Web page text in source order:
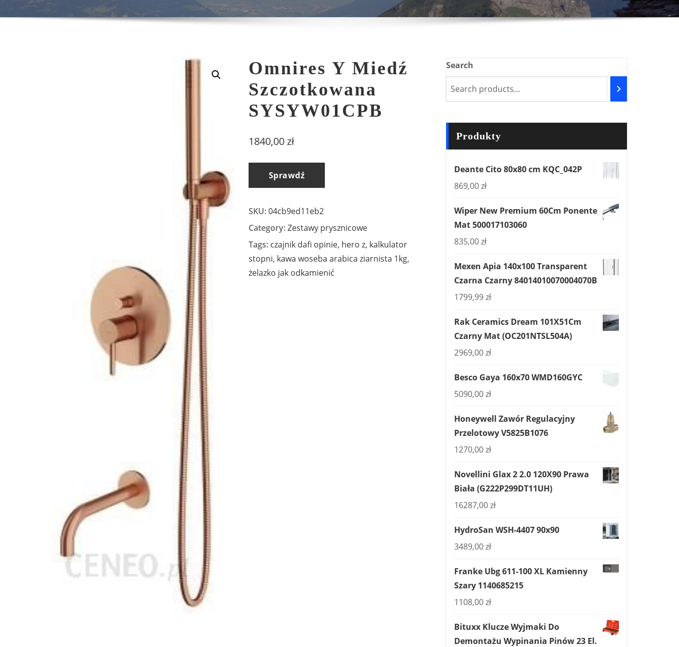
Omnires Y Miedź
Szczotkowana
SYSYW01CPB
1840,00zł
Sprawdź
SKU:04cb9ed11eb2
Category:Zestawy prysznicowe
Tags: czajnik dafi opinie, hero z, kalkulator
stopni, kawa woseba arabica ziarnista 1kg,
żelazko jak odkamienić
Search
Produkty
Deante Cito 80x80 cm KQC_042P
869,00zł
Wiper New Premium 60Cm Ponente
Mat 500017103060
835,00zł
Mexen Apia 140x100 Transparent
Czarna Czarny 84014010070004070B
1799,99zł
Rak Ceramics Dream 101X51Cm
Czarny Mat (OC201NTSL504A)
2969,00zł
Besco Gaya 160x70 WMD160GYC
5090,00zł
Honeywell Zawór Regulacyjny
Przelotowy V5825B1076
1270,00zł
Novellini Glax 2 2.0 120X90 Prawa
Biała (G222P299DT11UH)
16287,00zł
HydroSan WSH-4407 90x90
3489,00zł
Franke Ubg 611-100 XL Kamienny
Szary 1140685215
1108,00zł
Bituxx Klucze Wyjmaki Do
Demontażu Wypinania Pinów 23 El.